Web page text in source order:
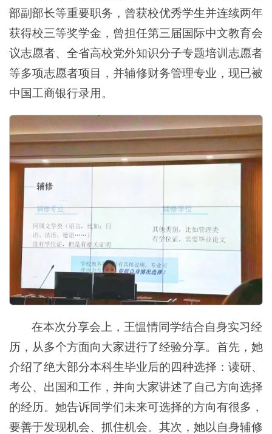
部副部长等重要职务，曾获校优秀学生并连续两年
获得校三等奖学金，曾担任第三届国际中文教育会
议志愿者、全省高校党外知识分子专题培训志愿者
等多项志愿者项目，并辅修财务管理专业，现已被
中国工商银行录用。
在本次分享会上，王愠情同学结合自身实习经
历，从多个方面向大家进行了经验分享。首先，她
介绍了绝大部分本科生毕业后的四种选择：读研、
考公、出国和工作，并向大家讲述了自己方向选择
的经历。她告诉同学们未来可选择的方向有很多，
要善于发现机会、抓住机会。其次，她以自身辅修